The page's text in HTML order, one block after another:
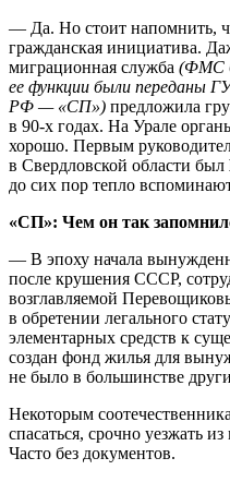
— Да. Но стоит напомнить,
гражданская инициатива.
миграционная служба (ФМС
ее функции были переданы
РФ — «СП») предложила
в 90-х годах. На Урале
хорошо. Первым
в Свердловской области был
до сих пор тепло
«СП»: Чем он так
— В эпоху начала
после крушения СССР,
возглавляемой
в обретении легального
элементарных средств к
создан фонд жилья для
не было в большинстве
Некоторым
спасаться, срочно уезжать
Часто без документов.